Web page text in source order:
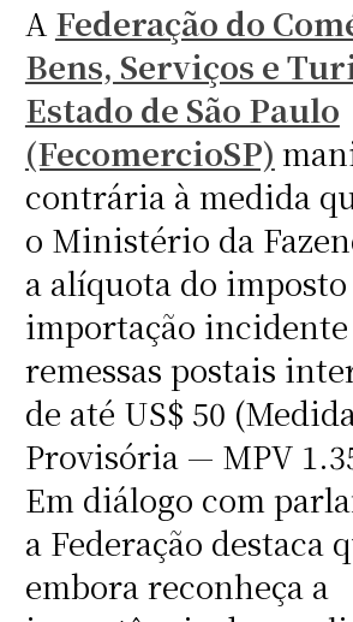
A Federação do
Bens, Serviços e
Estado de São Paulo
(FecomercioSP)
contrária à medida
o Ministério da
a alíquota do imposto
importação incidente
remessas postais
de até US$ 50
Provisória — MPV
Em diálogo com
a Federação destaca
embora reconheça a